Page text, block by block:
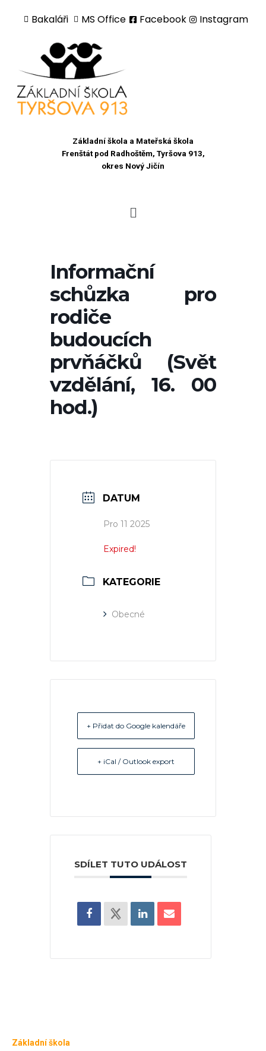
Bakaláři MS Office Facebook Instagram
Základní škola a Mateřská škola
Frenštát pod Radhoštěm, Tyršova 913,
okres Nový Jičín
Informační
schůzka pro
rodiče
budoucích
prvňáčků (Svět
vzdělání, 16. 00
hod.)
DATUM
Pro 11 2025
Expired!
KATEGORIE
Obecné
+ Přidat do Google kalendáře
+ iCal / Outlook export
SDÍLET TUTO UDÁLOST
Základní škola